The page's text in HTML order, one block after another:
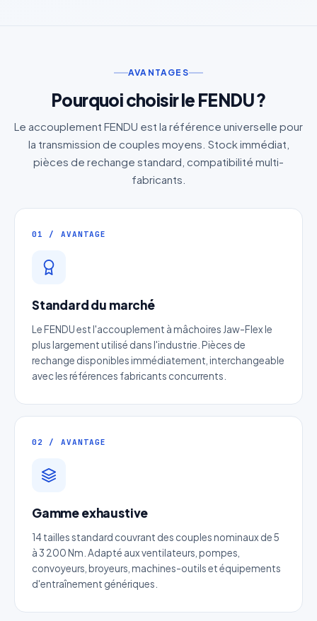
AVANTAGES
Pourquoi choisir le FENDU ?
Le accouplement FENDU est la référence universelle pour
la transmission de couples moyens. Stock immédiat,
pièces de rechange standard, compatibilité multi-
fabricants.
01 / AVANTAGE
Standard du marché
Le FENDU est l'accouplement à mâchoires Jaw-Flex le
plus largement utilisé dans l'industrie. Pièces de
rechange disponibles immédiatement, interchangeable
avec les références fabricants concurrents.
02 / AVANTAGE
Gamme exhaustive
14 tailles standard couvrant des couples nominaux de 5
à 3 200 Nm. Adapté aux ventilateurs, pompes,
convoyeurs, broyeurs, machines-outils et équipements
d'entraînement génériques.
d'accouplement rigide fendu
Réponse sous 24h — Sans engagement
Nom complet*
Entreprise